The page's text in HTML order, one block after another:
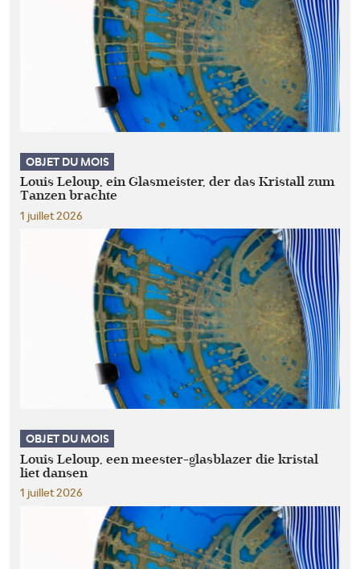
OBJET DU MOIS
Louis Leloup, ein Glasmeister, der das Kristall zum
Tanzen brachte
1 juillet 2026
OBJET DU MOIS
Louis Leloup, een meester-glasblazer die kristal
liet dansen
1 juillet 2026